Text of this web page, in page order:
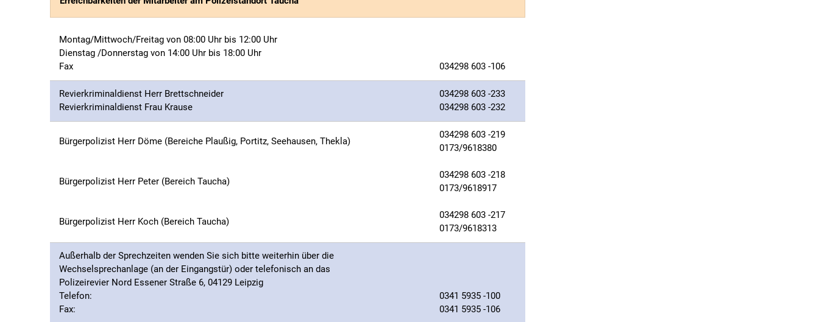
Montag/Mittwoch/Freitag von 08:00 Uhr bis 12:00 Uhr
Dienstag /Donnerstag von 14:00 Uhr bis 18:00 Uhr
Fax
034298 603 -106
Revierkriminaldienst Herr Brettschneider
Revierkriminaldienst Frau Krause
034298 603 -233
034298 603 -232
Bürgerpolizist Herr Döme (Bereiche Plaußig, Portitz, Seehausen, Thekla)
Bürgerpolizist Herr Peter (Bereich Taucha)
Bürgerpolizist Herr Koch (Bereich Taucha)
034298 603 -219
0173/9618380
034298 603 -218
0173/9618917
034298 603 -217
0173/9618313
Außerhalb der Sprechzeiten wenden Sie sich bitte weiterhin über die
Wechselsprechanlage (an der Eingangstür) oder telefonisch an das
Polizeirevier Nord Essener Straße 6, 04129 Leipzig
Telefon:
Fax:
0341 5935 -100
0341 5935 -106